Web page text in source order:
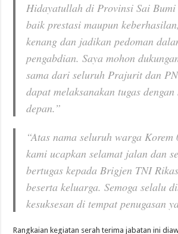
Hidayatullah di Provinsi Sai Bumi
baik prestasi maupun
kenang dan jadikan pedoman
pengabdian. Saya mohon
sama dari seluruh Prajurit dan
dapat melaksanakan tugas dengan
depan.”
“Atas nama seluruh warga Korem
kami ucapkan selamat jalan dan
bertugas kepada Brigjen TNI
beserta keluarga. Semoga selalu
kesuksesan di tempat penugasan
Rangkaian kegiatan serah terima jabatan ini